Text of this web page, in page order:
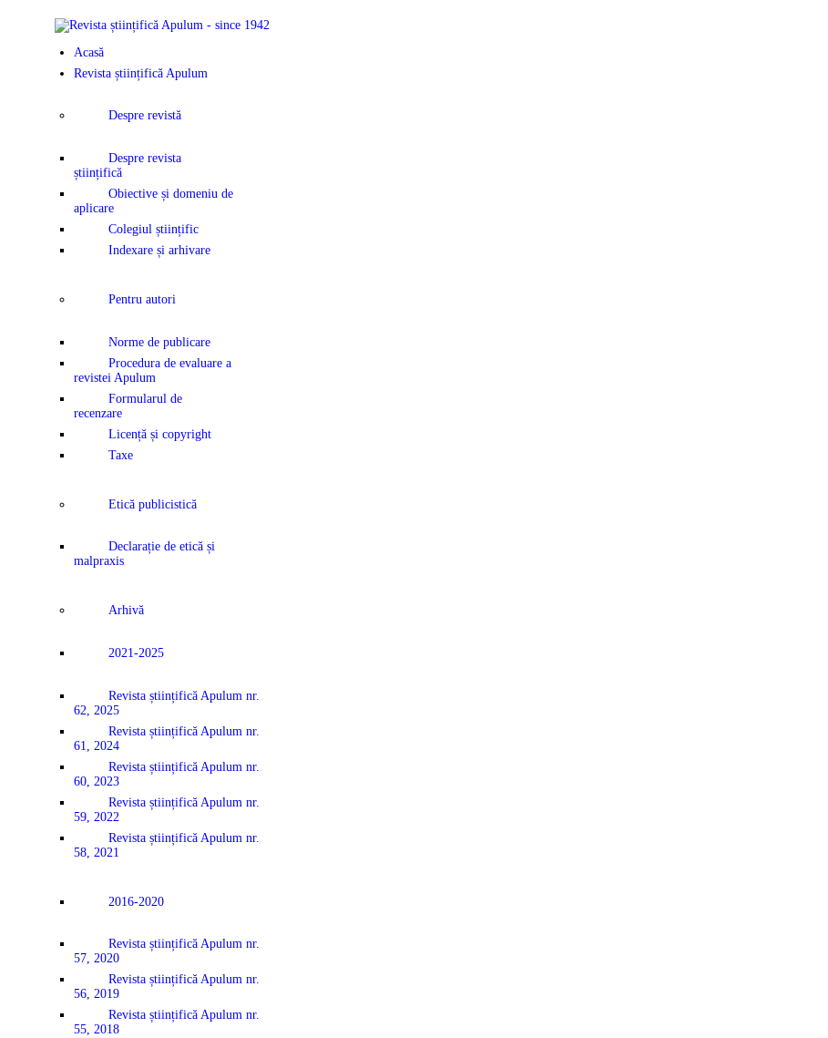
Acasă
Revista științifică Apulum
Despre revistă
Despre revista
științifică
Obiective și domeniu de
aplicare
Colegiul științific
Indexare și arhivare
Pentru autori
Norme de publicare
Procedura de evaluare a
revistei Apulum
Formularul de
recenzare
Licență și copyright
Taxe
Etică publicistică
Declarație de etică și
malpraxis
Arhivă
2021-2025
Revista științifică Apulum nr.
62, 2025
Revista științifică Apulum nr.
61, 2024
Revista științifică Apulum nr.
60, 2023
Revista științifică Apulum nr.
59, 2022
Revista științifică Apulum nr.
58, 2021
2016-2020
Revista științifică Apulum nr.
57, 2020
Revista științifică Apulum nr.
56, 2019
Revista științifică Apulum nr.
55, 2018